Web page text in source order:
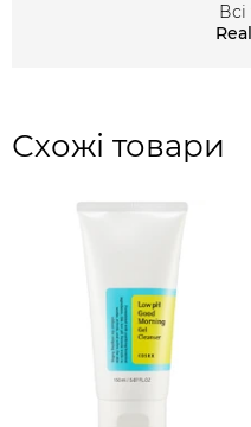
Схожі товари